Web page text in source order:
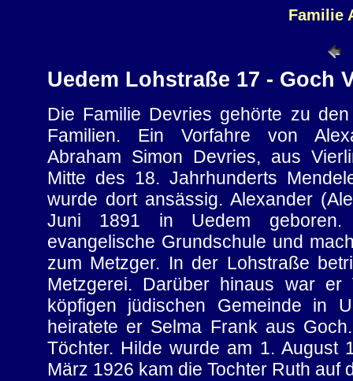
Familie
Uedem Lohstraße 17 - Goch
Die Familie Devries gehörte zu
Familien. Ein Vorfahre von
Abraham Simon Devries, aus
Mitte des 18. Jahrhunderts
wurde dort ansässig. Alexander
Juni 1891 in Uedem
evangelische Grundschule und
zum Metzger. In der Lohstraße
Metzgerei. Darüber hinaus war
köpfigen jüdischen Gemeinde in
heiratete er Selma Frank aus
Töchter. Hilde wurde am 1. August
März 1926 kam die Tochter Ruth auf